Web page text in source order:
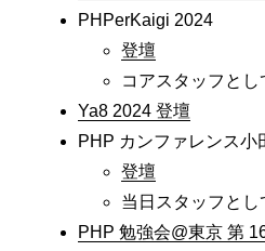
PHPerKaigi 2024
登壇
コアスタッフとし
Ya8 2024 登壇
PHP カンファレンス小
登壇
当日スタッフとし
PHP 勉強会@東京 第